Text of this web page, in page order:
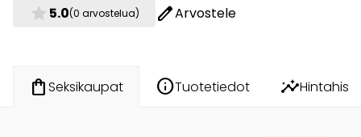
star 5.0(0 arvostelua) editArvostele
shopping_bagSeksikaupat infoTuotetiedot insights